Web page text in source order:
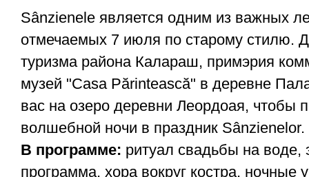
Sânzienele является одним из важных
отмечаемых 7 июля по старому стилю.
туризма района Калараш, примэрия
музей "Сasa Părintească" в деревне
вас на озеро деревни Леордоая, чтобы
волшебной ночи в праздник Sânzienelor.
В программе: ритуал свадьбы на воде,
программа, хора вокруг костра, ночные